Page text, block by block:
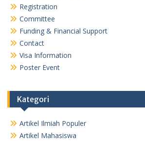
Registration
Committee
Funding & Financial Support
Contact
Visa Information
Poster Event
Kategori
Artikel Ilmiah Populer
Artikel Mahasiswa